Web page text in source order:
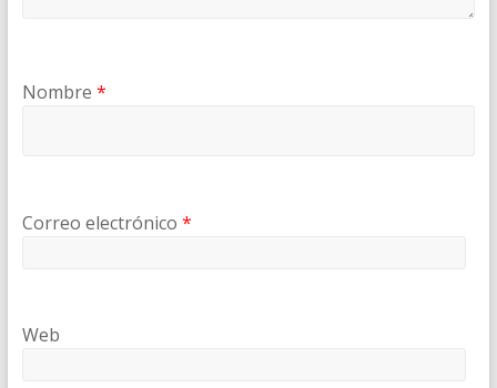
Nombre *
Correo electrónico *
Web